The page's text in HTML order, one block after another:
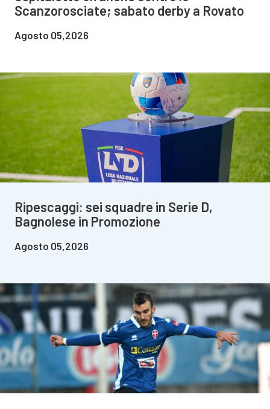
Scanzorosciate; sabato derby a Rovato
Agosto 05,2026
Ripescaggi: sei squadre in Serie D,
Bagnolese in Promozione
Agosto 05,2026